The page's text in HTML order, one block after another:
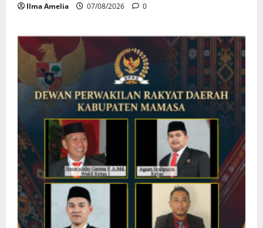
Ilma Amelia 07/08/2026 0